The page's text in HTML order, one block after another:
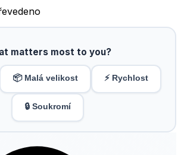
matters most to you?
📦 Malá velikost ⚡ Rychlost
🔒 Soukromí